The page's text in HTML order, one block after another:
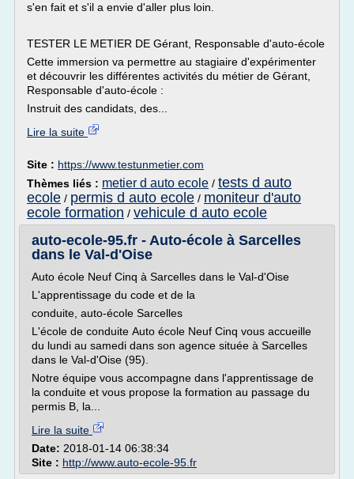
s'en fait et s'il a envie d'aller plus loin.
TESTER LE METIER DE Gérant, Responsable d'auto-école
Cette immersion va permettre au stagiaire d'expérimenter
et découvrir les différentes activités du métier de Gérant,
Responsable d'auto-école :
Instruit des candidats, des...
Lire la suite
Site : https://www.testunmetier.com
Thèmes liés : metier d auto ecole / tests d auto
ecole / permis d auto ecole / moniteur d'auto
ecole formation / vehicule d auto ecole
auto-ecole-95.fr - Auto-école à Sarcelles
dans le Val-d'Oise
Auto école Neuf Cinq à Sarcelles dans le Val-d'Oise
L'apprentissage du code et de la
conduite, auto-école Sarcelles
L'école de conduite Auto école Neuf Cinq vous accueille
du lundi au samedi dans son agence située à Sarcelles
dans le Val-d'Oise (95).
Notre équipe vous accompagne dans l'apprentissage de
la conduite et vous propose la formation au passage du
permis B, la...
Lire la suite
Date: 2018-01-14 06:38:34
Site : http://www.auto-ecole-95.fr